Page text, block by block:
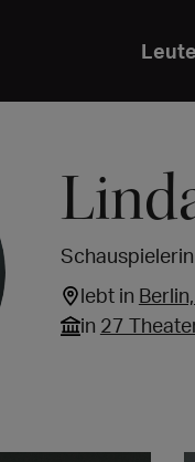
Leute
Schauspielerin
lebt in
in 27